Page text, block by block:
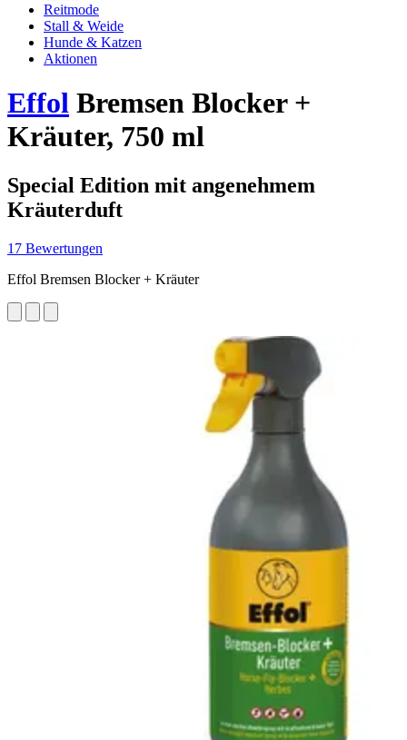
Reitmode
Stall & Weide
Hunde & Katzen
Aktionen
Effol Bremsen Blocker +
Kräuter, 750 ml
Special Edition mit angenehmem
Kräuterduft
17 Bewertungen
Effol Bremsen Blocker + Kräuter